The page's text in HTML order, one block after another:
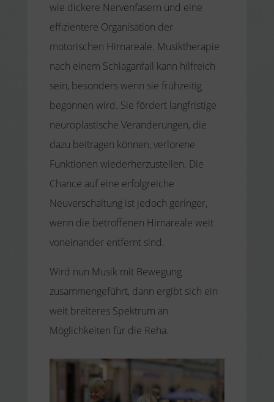
wie dickere Nervenfasern und eine
effizientere Organisation der
motorischen Hirnareale. Musiktherapie
nach einem Schlaganfall kann hilfreich
sein, besonders wenn sie frühzeitig
begonnen wird. Sie fördert langfristige
neuroplastische Veränderungen, die
dazu beitragen können, verlorene
Funktionen wiederherzustellen. Die
Chance auf eine erfolgreiche
Neuverschaltung ist jedoch geringer,
wenn die betroffenen Hirnareale weit
voneinander entfernt sind.
Wird nun Musik mit Bewegung
zusammengeführt, dann ergibt sich ein
weit breiteres Spektrum an
Möglichkeiten für die Reha.